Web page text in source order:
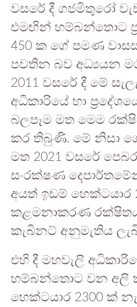
වසරේ දී ගජමිතුරෝ
එමඟින් හම්බන්තොට
450 ක ගේ පමණ
පවතින බව අධ්‍යයන
2011 වසරේ දී මේ
අධිකාරියේ හා
බලපෑම මත මෙම
කර තිබුණි. මේ නිසා
මත 2021 වසරේ
සංරක්ෂණ
අයත් ඉඩම්
කළමනාකරණ රක්ෂිතය
කැබිනට් අනුමැතිය
එහි දී මහවැලි
හම්බන්තොට වන අලි
හෙක්ටයාර 2300 ක්